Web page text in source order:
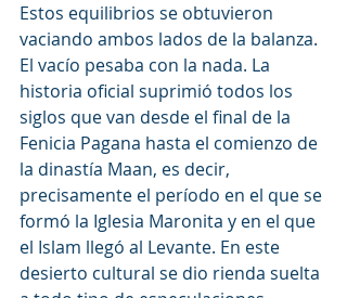
Estos equilibrios se obtuvieron
vaciando ambos lados de la balanza.
El vacío pesaba con la nada. La
historia oficial suprimió todos los
siglos que van desde el final de la
Fenicia Pagana hasta el comienzo de
la dinastía Maan, es decir,
precisamente el período en el que se
formó la Iglesia Maronita y en el que
el Islam llegó al Levante. En este
desierto cultural se dio rienda suelta